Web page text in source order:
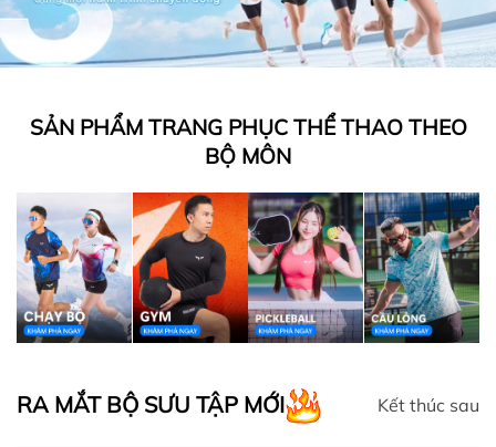
SẢN PHẨM TRANG PHỤC THỂ THAO THEO
BỘ MÔN
RA MẮT BỘ SƯU TẬP MỚI Kết thúc sau